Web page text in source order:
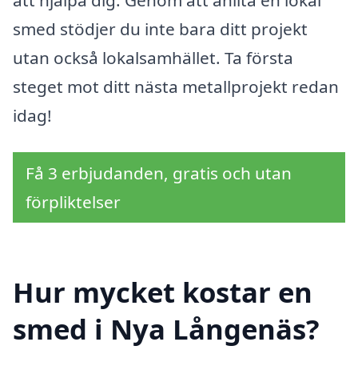
smed stödjer du inte bara ditt projekt
utan också lokalsamhället. Ta första
steget mot ditt nästa metallprojekt redan
idag!
Få 3 erbjudanden, gratis och utan
förpliktelser
Hur mycket kostar en
smed i Nya Långenäs?